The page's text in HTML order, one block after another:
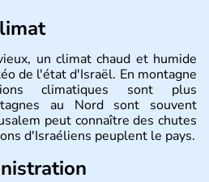
un climat chaud et humide
de l'état d'Israël. En montagne
climatiques sont plus
au Nord sont souvent
peut connaître des chutes
d'Israéliens peuplent le pays.